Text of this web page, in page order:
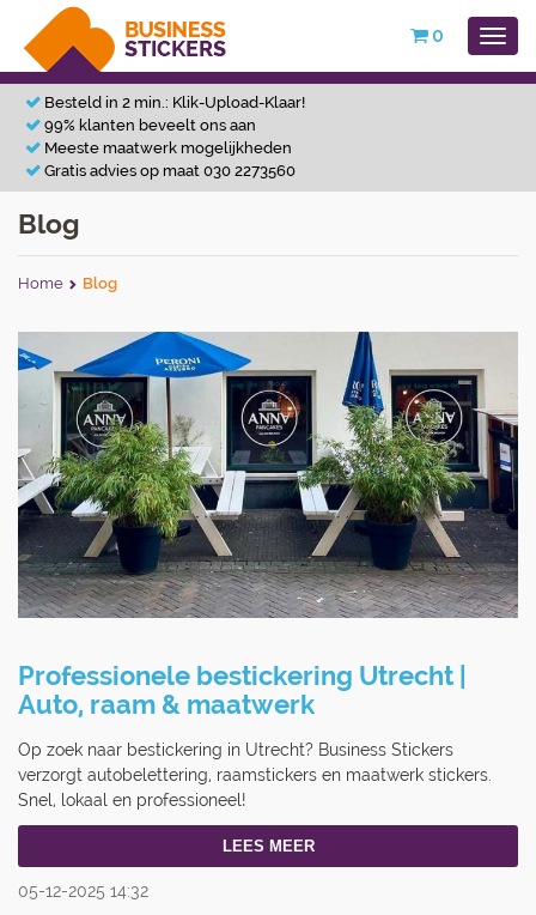
0
Besteld in 2 min.: Klik-Upload-Klaar!
99% klanten beveelt ons aan
Meeste maatwerk mogelijkheden
Gratis advies op maat 030 2273560
Blog
Home Blog
Professionele bestickering Utrecht |
Auto, raam & maatwerk
Op zoek naar bestickering in Utrecht? Business Stickers
verzorgt autobelettering, raamstickers en maatwerk stickers.
Snel, lokaal en professioneel!
LEES MEER
05-12-2025 14:32